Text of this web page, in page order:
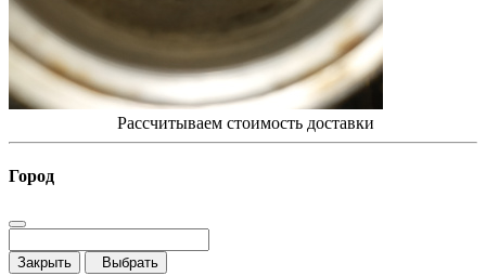
Рассчитываем стоимость доставки
Город
Закрыть Выбрать